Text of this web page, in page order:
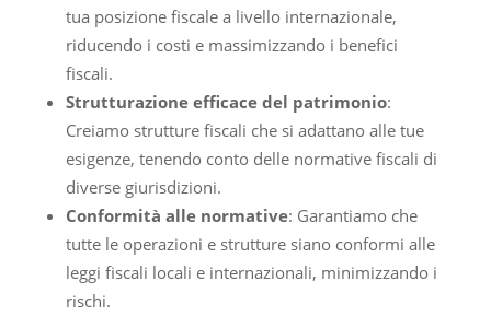
tua posizione fiscale a livello internazionale,
riducendo i costi e massimizzando i benefici
fiscali.
Strutturazione efficace del patrimonio:
Creiamo strutture fiscali che si adattano alle tue
esigenze, tenendo conto delle normative fiscali di
diverse giurisdizioni.
Conformità alle normative: Garantiamo che
tutte le operazioni e strutture siano conformi alle
leggi fiscali locali e internazionali, minimizzando i
rischi.